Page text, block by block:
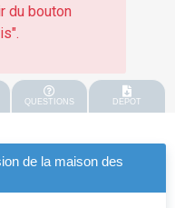
du bouton
QUESTIONS DEPOT
de la maison des